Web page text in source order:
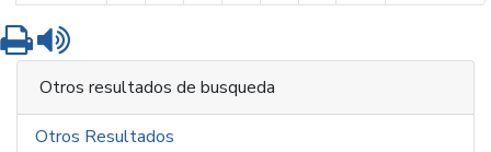
Imprimir
Otros resultados de busqueda
Otros Resultados